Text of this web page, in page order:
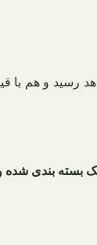
رسید و هم با
بسته بندی